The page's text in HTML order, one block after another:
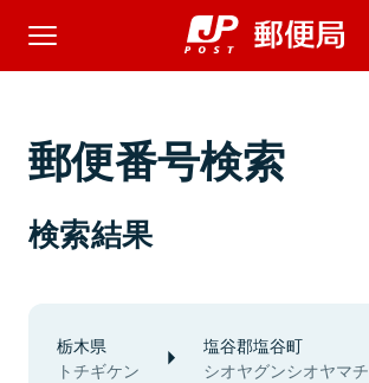
郵便番号検索
検索結果
栃木県
トチギケン
塩谷郡塩谷町
シオヤグンシオヤマチ